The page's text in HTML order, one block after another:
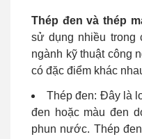
Thép đen và thép
sử dụng nhiều trong
ngành kỹ thuật công
có đặc điểm khác
Thép đen: Đây là
đen hoặc màu đen
phun nước. Thép